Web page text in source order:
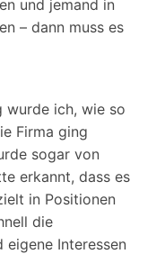
und jemand in
– dann muss es
wurde ich, wie so
Firma ging
sogar von
erkannt, dass es
in Positionen
die
Interessen